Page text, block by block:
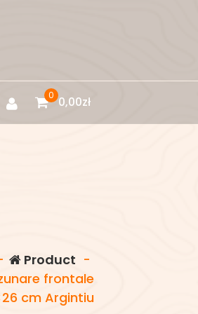
0 0,00zł
Product -
frontale
cm Argintiu